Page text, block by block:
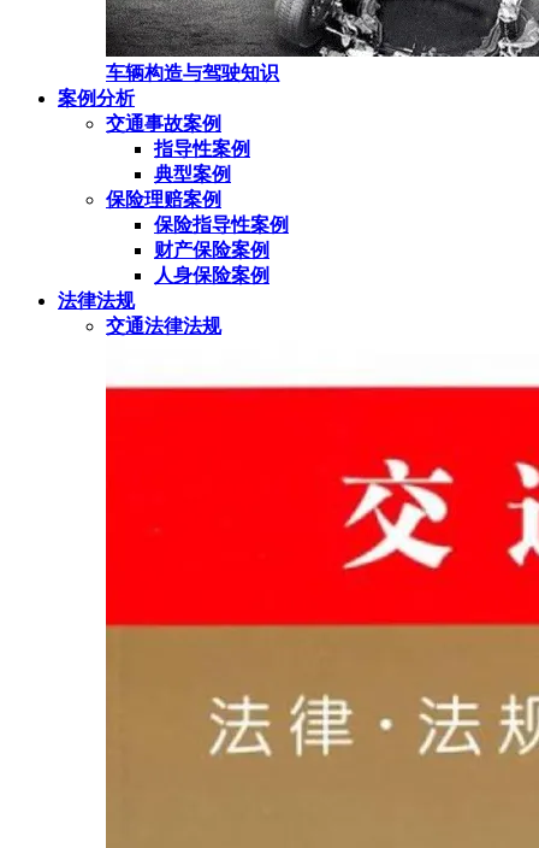
车辆构造与驾驶知识
案例分析
交通事故案例
指导性案例
典型案例
保险理赔案例
保险指导性案例
财产保险案例
人身保险案例
法律法规
交通法律法规